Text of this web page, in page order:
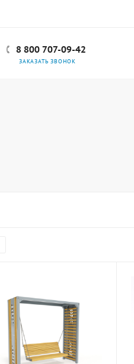
8 800 707-09-42
ЗАКАЗАТЬ ЗВОНОК